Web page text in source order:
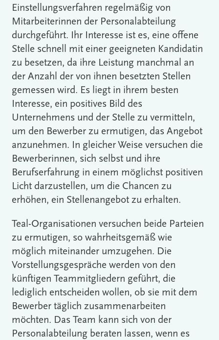
Einstellungsverfahren regelmäßig von
Mitarbeiterinnen der Personalabteilung
durchgeführt. Ihr Interesse ist es, eine offene
Stelle schnell mit einer geeigneten Kandidatin
zu besetzen, da ihre Leistung manchmal an
der Anzahl der von ihnen besetzten Stellen
gemessen wird. Es liegt in ihrem besten
Interesse, ein positives Bild des
Unternehmens und der Stelle zu vermitteln,
um den Bewerber zu ermutigen, das Angebot
anzunehmen. In gleicher Weise versuchen die
Bewerberinnen, sich selbst und ihre
Berufserfahrung in einem möglichst positiven
Licht darzustellen, um die Chancen zu
erhöhen, ein Stellenangebot zu erhalten.
Teal-Organisationen versuchen beide Parteien
zu ermutigen, so wahrheitsgemäß wie
möglich miteinander umzugehen. Die
Vorstellungsgespräche werden von den
künftigen Teammitgliedern geführt, die
lediglich entscheiden wollen, ob sie mit dem
Bewerber täglich zusammenarbeiten
möchten. Das Team kann sich von der
Personalabteilung beraten lassen, wenn es